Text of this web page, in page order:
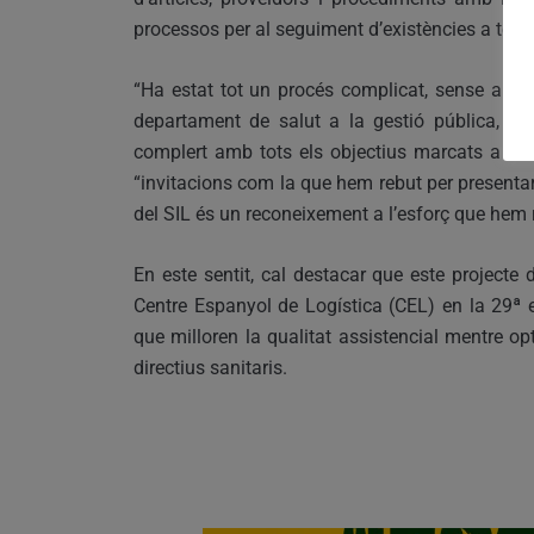
processos per al seguiment d’existències a
“Ha estat tot un procés complicat, sense
departament de salut a la gestió pública,
complert amb tots els objectius marcats a
“invitacions com la que hem rebut per
del SIL és un reconeixement a l’esforç que hem
En este sentit, cal destacar que este projecte
Centre Espanyol de Logística (CEL) en la
que milloren la qualitat assistencial mentre
directius sanitaris.